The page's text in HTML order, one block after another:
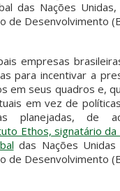
das Nações
de Desenvolvimento
empresas
para incentivar a
em seus quadros e,
em vez de
planejadas, de
Ethos, signatário da
das Nações
de Desenvolvimento